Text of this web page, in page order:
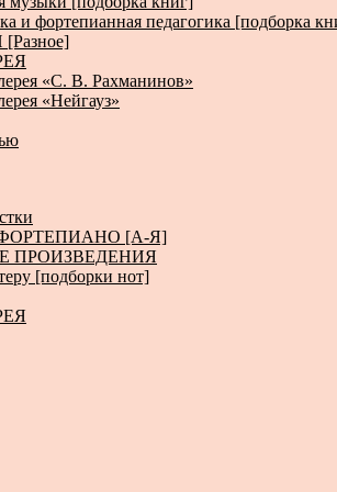
и фортепианная педагогика [подборка
«С. В. Рахманинов»
«Нейгауз»
[А-Я]
ПРОИЗВЕДЕНИЯ
[подборки нот]